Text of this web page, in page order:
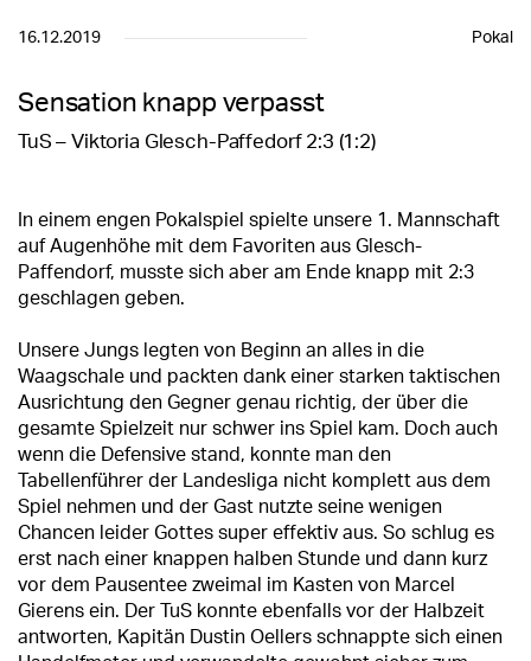
16.12.2019 Pokal
Sensation knapp verpasst
TuS – Viktoria Glesch-Paffedorf 2:3 (1:2)
In einem engen Pokalspiel spielte unsere 1. Mannschaft
auf Augenhöhe mit dem Favoriten aus Glesch-
Paffendorf, musste sich aber am Ende knapp mit 2:3
geschlagen geben.
Unsere Jungs legten von Beginn an alles in die
Waagschale und packten dank einer starken taktischen
Ausrichtung den Gegner genau richtig, der über die
gesamte Spielzeit nur schwer ins Spiel kam. Doch auch
wenn die Defensive stand, konnte man den
Tabellenführer der Landesliga nicht komplett aus dem
Spiel nehmen und der Gast nutzte seine wenigen
Chancen leider Gottes super effektiv aus. So schlug es
erst nach einer knappen halben Stunde und dann kurz
vor dem Pausentee zweimal im Kasten von Marcel
Gierens ein. Der TuS konnte ebenfalls vor der Halbzeit
antworten, Kapitän Dustin Oellers schnappte sich einen